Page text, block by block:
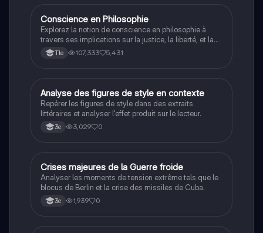
Philosophie
Conscience en Philosophie
Explorez la notion de conscience en philosophie à
travers ses implications sur la justice, la liberté, et la
connaissance. Cette fiche de révision aborde les
débats philosophiques sur la conscience, le cogito, et
étudiants en philosophie cherchant à approfondir leur
compréhension des enjeux éthiques et existentiels.
Tle 107,333 5,431
AFrançais
Analyse des figures de style en contexte
Repérer les figures de style dans des extraits
littéraires et analyser l'effet produit sur le lecteur.
3e 3,029 0
CHistoire
Crises majeures de la Guerre froide
Analyser les moments de tension extrême tels que le
blocus de Berlin et la crise des missiles de Cuba.
3e 1,939 0